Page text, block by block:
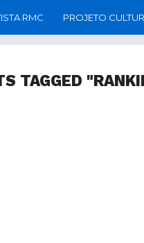
RMC PROJETO
TAGGED